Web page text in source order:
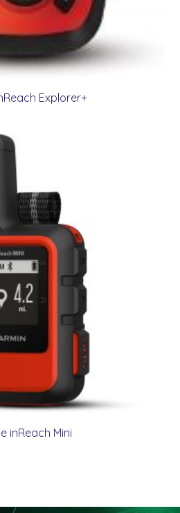
Explorer+
inReach Mini